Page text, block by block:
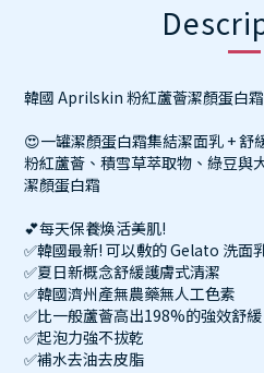
韓國 Aprilskin 粉紅蘆薈潔顏蛋白
😍一罐潔顏蛋白霜集結潔面乳 + 舒
粉紅蘆薈、積雪草萃取物、綠豆與
潔顏蛋白霜
💕每天保養煥活美肌!
✅韓國最新! 可以敷的 Gelato 洗面
✅夏日新概念舒緩護膚式清潔
✅韓國濟州產無農藥無人工色素
✅比一般蘆薈高出198%的強效舒緩
✅起泡力強不拔乾
✅補水去油去皮脂